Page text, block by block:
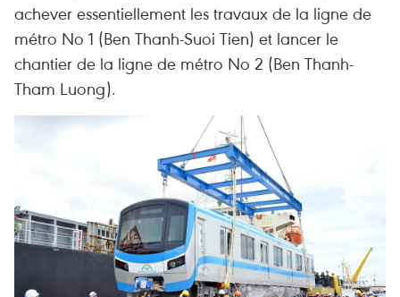
achever essentiellement les travaux de la ligne de
métro No 1 (Ben Thanh-Suoi Tien) et lancer le
chantier de la ligne de métro No 2 (Ben Thanh-
Tham Luong).